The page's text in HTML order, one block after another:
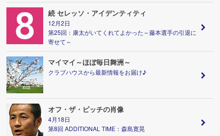
続 セレッソ・アイデンティティ
12月2日
第25回：康太がいてくれてよかった～藤本選手の引退に
寄せて～
マイマイ～ほぼ毎日舞洲～
クラブハウスから最新情報をお届け♪
オフ・ザ・ピッチの肖像
4月18日
第8回 ADDITIONAL TIME：森島寛晃